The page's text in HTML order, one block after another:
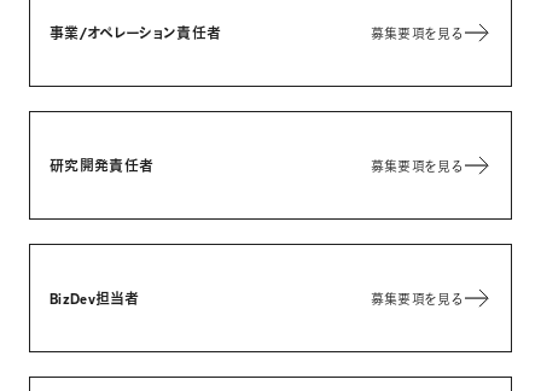
事業/オペレーション責任者 募集要項を見る
研究開発責任者 募集要項を見る
BizDev担当者 募集要項を見る